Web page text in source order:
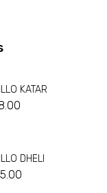
KATAR
DHELI